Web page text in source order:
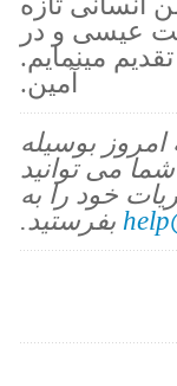
عيسى و در
مينمايم.
آمين.
امروز بوسیله
می توانید
خود را به
بفرستید.